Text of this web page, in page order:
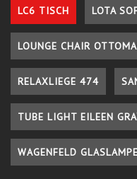
LC6 TISCH LOTA
LOUNGE CHAIR
RELAXLIEGE 474
TUBE LIGHT EILEEN
WAGENFELD